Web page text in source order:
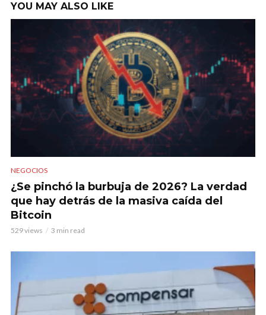
YOU MAY ALSO LIKE
NEGOCIOS
¿Se pinchó la burbuja de 2026? La verdad
que hay detrás de la masiva caída del
Bitcoin
529 views 3 min read